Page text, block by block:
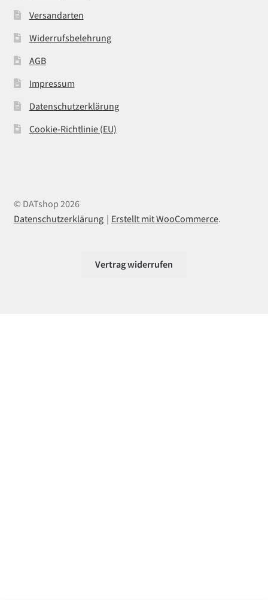
Versandarten
Widerrufsbelehrung
AGB
Impressum
Datenschutzerklärung
Cookie-Richtlinie (EU)
© DATshop 2026
Datenschutzerklärung
Erstellt mit WooCommerce.
Vertrag widerrufen